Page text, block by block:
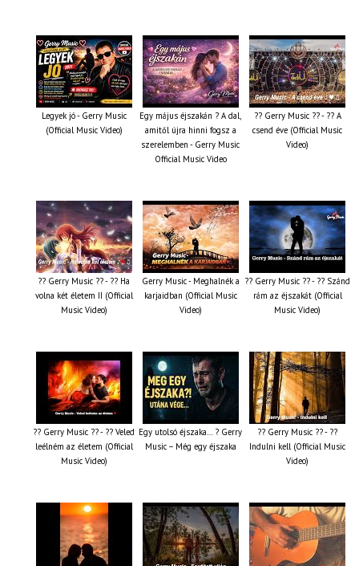
Legyek jó - Gerry Music
(Official Music Video)
Egy május éjszakán ? A dal,
amitől újra hinni fogsz a
szerelemben - Gerry Music
Official Music Video
?? Gerry Music ?? - ?? A
csend éve (Official Music
Video)
?? Gerry Music ?? - ?? Ha
volna két életem II (Official
Music Video)
Gerry Music - Meghalnék a
karjaidban (Official Music
Video)
?? Gerry Music ?? - ?? Szánd
rám az éjszakát (Official
Music Video)
?? Gerry Music ?? - ?? Veled
leélném az életem (Official
Music Video)
Egy utolsó éjszaka… ? Gerry
Music – Még egy éjszaka
?? Gerry Music ?? - ??
Indulni kell (Official Music
Video)